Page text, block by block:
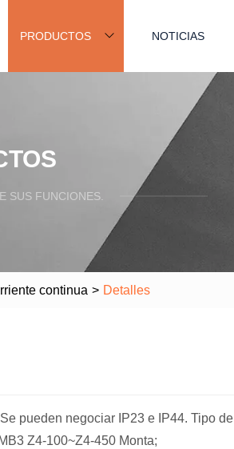
PRODUCTOS NOTICIAS
SUS FUNCIONES.
continua > Detalles
pueden negociar IP23 e IP44. Tipo de
Z4-100~Z4-450 Monta;